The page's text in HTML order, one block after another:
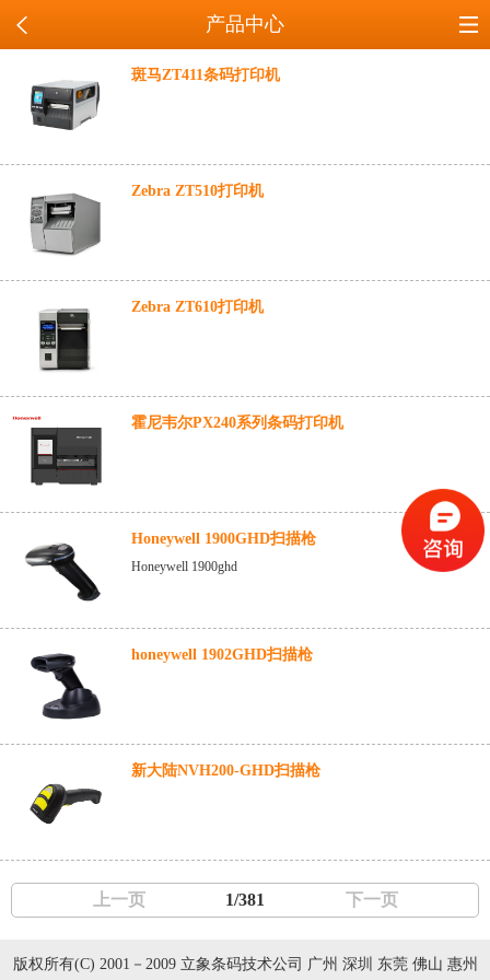
产品中心
斑马ZT411条码打印机
Zebra ZT510打印机
Zebra ZT610打印机
霍尼韦尔PX240系列条码打印机
Honeywell 1900GHD扫描枪
Honeywell 1900ghd
honeywell 1902GHD扫描枪
新大陆NVH200-GHD扫描枪
上一页 1/381 下一页
版权所有(C) 2001－2009 立象条码技术公司 广州 深圳 东莞 佛山 惠州